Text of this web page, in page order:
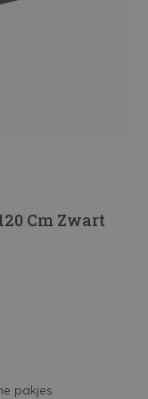
Cm Zwart
pakjes